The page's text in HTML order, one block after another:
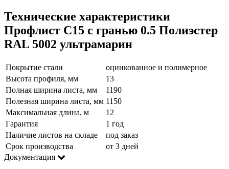
Технические характеристики
Профлист С15 с гранью 0.5 Полиэстер
RAL 5002 ультрамарин
Покрытие стали
оцинкованное и полимерное
Высота профиля, мм
13
Полная ширина листа, мм
1190
Полезная ширина листа, мм 1150
Максимальная длина, м
12
Гарантия
1 год
Наличие листов на складе
под заказ
Срок производства
от 3 дней
Документация